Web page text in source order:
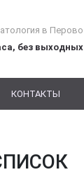
в Перово
без выходных
КОНТАКТЫ